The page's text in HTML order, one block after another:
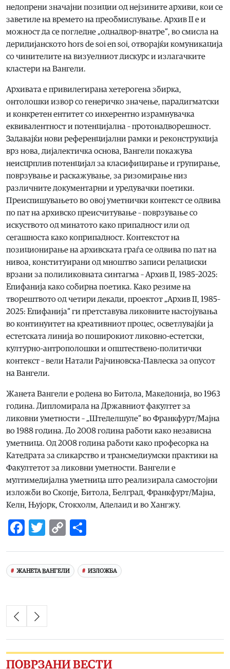
недопрени значајни позиции од нејзините архиви, кои се
заветиле на времето на преобмислување. Архив II е и
можност да се погледне „однадвор-внатре“, во смисла на
деридијанското hors de soi en soi, отворајќи комуникација
со чинителите на визуелниот дискурс и излагачките
кластери на Вангели.
Архивата е привилегирана хетерогена збирка,
онтолошки извор со генеричко значење, парадигматски
и конкретен ентитет со инхерентно израмнувачка
еквивалентност и потенцијална – протонадворешност.
Задавајќи нови референцијални рамки и реконструкција
врз нова, дијалектичка основа, Вангели покажува
неисцрплив потенцијал за класифицирање и групирање,
поврзување и раскажување, за ризомирање низ
различните документарни и уредувачки поетики.
Преиспишувањето во овој уметнички контекст се одвива
по пат на архивско преисчитување – поврзување со
искуството од минатото како припадност или од
сегашноста како коприпадност. Контекстот на
позиционирање на архивската граѓа се одвива по пат на
нивоа, конституирани од мноштво записи релациски
врзани за полиликовната синтагма – Архив II, 1985–2025:
Епифанија како собирна поетика. Како резиме на
творештвото од четири декади, проектот „Архив II, 1985–
2025: Епифанија“ ги претставува ликовните настојувања
во континуитет на креативниот процес, осветлувајќи ја
естетската линија во поширокиот ликовно-естетски,
културно-антрополошки и општествено-политички
контекст – вели Натали Рајчиновска-Павлеска за опусот
на Вангели.
Жанета Вангели е родена во Битола, Македонија, во 1963
година. Дипломирала на Државниот факултет за
ликовни уметности – „Штеделшуле“ во Франкфурт/Мајна
во 1988 година. До 2008 година работи како независна
уметница. Од 2008 година работи како професорка на
Катедрата за сликарство и трансмедиумски практики на
Факултетот за ликовни уметности. Вангели е
мултимедијална уметница што реализирала самостојни
изложби во Скопје, Битола, Белград, Франкфурт/Мајна,
Келн, Њујорк, Стокхолм, Аделаид и во Хангжу.
Facebook
Twitter
Copy
ЖАНЕТА ВАНГЕЛИ ИЗЛОЖБА
ПОВРЗАНИ ВЕСТИ